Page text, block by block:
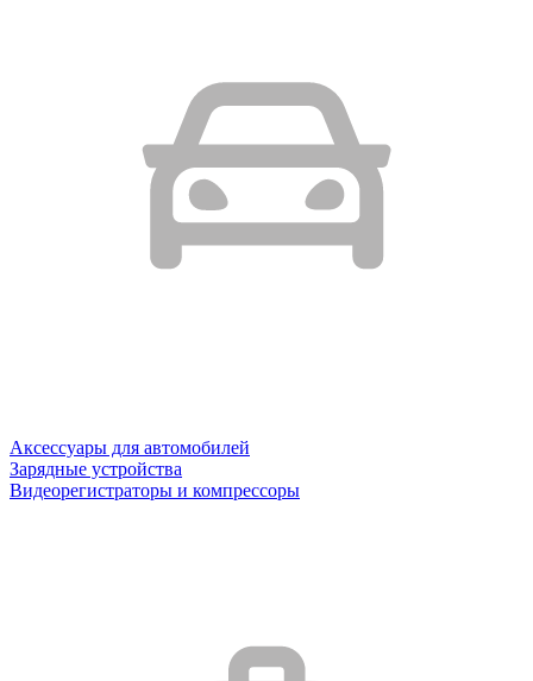
Аксессуары для автомобилей
Зарядные устройства
Видеорегистраторы и компрессоры